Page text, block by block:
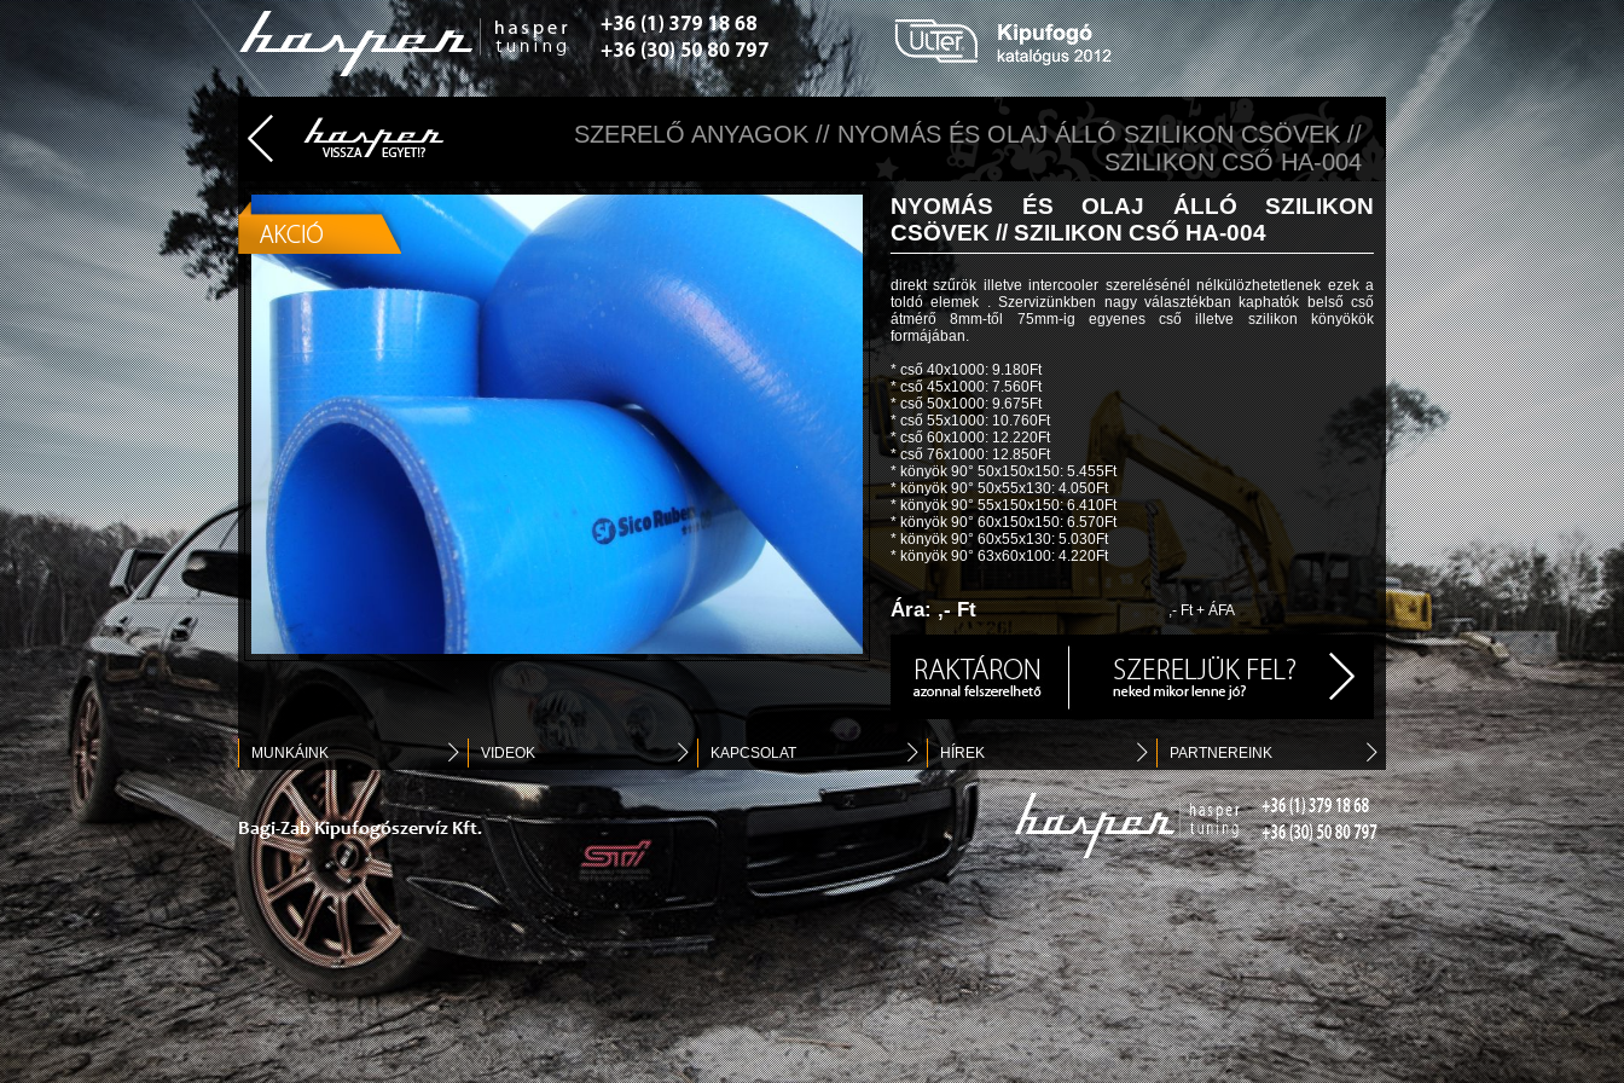
SZERELŐ ANYAGOK // NYOMÁS ÉS OLAJ ÁLLÓ SZILIKON CSÖVEK //
SZILIKON CSŐ HA-004
NYOMÁS ÉS OLAJ ÁLLÓ SZILIKON
CSÖVEK //SZILIKON CSŐ HA-004
direkt szűrök illetve intercooler szerelésénél nélkülözhetetlenek ezek a
toldó elemek . Szervizünkben nagy választékban kaphatók belső cső
átmérő 8mm-től 75mm-ig egyenes cső illetve szilikon könyökök
formájában.
* cső 40x1000: 9.180Ft
* cső 45x1000: 7.560Ft
* cső 50x1000: 9.675Ft
* cső 55x1000: 10.760Ft
* cső 60x1000: 12.220Ft
* cső 76x1000: 12.850Ft
* könyök 90° 50x150x150: 5.455Ft
* könyök 90° 50x55x130: 4.050Ft
* könyök 90° 55x150x150: 6.410Ft
* könyök 90° 60x150x150: 6.570Ft
* könyök 90° 60x55x130: 5.030Ft
* könyök 90° 63x60x100: 4.220Ft
Ára: ,- Ft ,- Ft + ÁFA
MUNKÁINK VIDEOK KAPCSOLAT HÍREK PARTNEREINK